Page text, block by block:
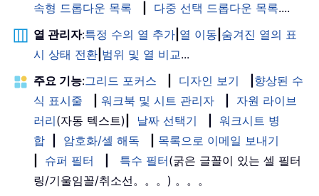
속형 드롭다운 목록
다중 선택 드롭다운 목록....
열 관리자:특정 수의 열 추가 열 이동 숨겨진 열의 표
시 상태 전환 범위 및 열 비교...
주요 기능:그리드 포커스 디자인 보기
향상된 수
식 표시줄
워크북 및 시트 관리자
자원 라이브
러리(자동 텍스트) 날짜 선택기
워크시트 병
합
암호화/셀 해독
목록으로 이메일 보내기
슈퍼 필터 특수 필터(굵은 글꼴이 있는 셀 필터
링/기울임꼴/취소선。。。) 。。。